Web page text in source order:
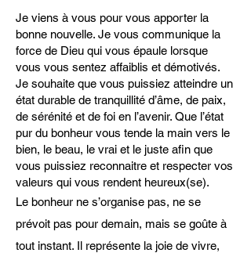
Je viens à vous pour vous apporter la
bonne nouvelle. Je vous communique la
force de Dieu qui vous épaule lorsque
vous vous sentez affaiblis et démotivés.
Je souhaite que vous puissiez atteindre un
état durable de tranquillité d’âme, de paix,
de sérénité et de foi en l’avenir. Que l’état
pur du bonheur vous tende la main vers le
bien, le beau, le vrai et le juste afin que
vous puissiez reconnaitre et respecter vos
valeurs qui vous rendent heureux(se).
Le bonheur ne s’organise pas, ne se
prévoit pas pour demain, mais se goûte à
tout instant. Il représente la joie de vivre,